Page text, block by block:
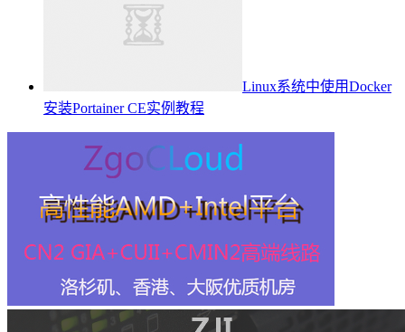
Linux系统中使用Docker
安装Portainer CE实例教程